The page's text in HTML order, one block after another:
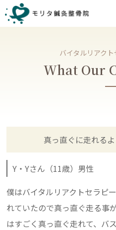
バイタルリアク
What Our
真っ直ぐに走れる
Y・Yさん（11歳）男性
僕はバイタルリアクトセラピ
れていたので真っ直ぐ走る事
はすごく真っ直ぐ走れて、バ